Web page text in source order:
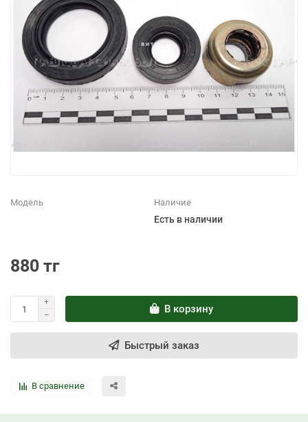
Модель Наличие
Есть в наличии
880 тг
В корзину
Быстрый заказ
В сравнение